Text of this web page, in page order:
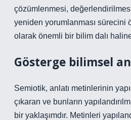
çözümlenmesi,
yeniden yorumlanması sürecini
olarak önemli bir bilim dalı
Gösterge bilimsel
Semiotik, anlatı metinlerinin
çıkaran ve bunların
bir yaklaşımdır. Metinleri